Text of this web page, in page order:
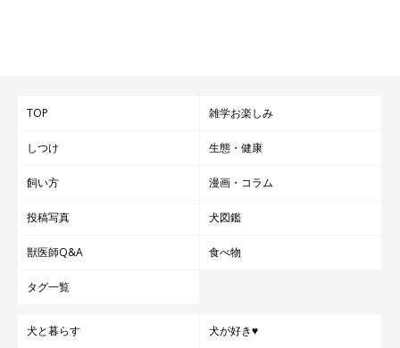
TOP 雑学お楽しみ
しつけ 生態・健康
飼い方 漫画・コラム
投稿写真 犬図鑑
獣医師Q&A 食べ物
タグ一覧
犬と暮らす 犬が好き♥